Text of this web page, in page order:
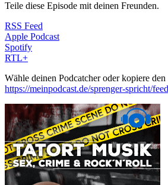
Teile diese Episode mit deinen Freunden.
RSS Feed
Apple Podcast
Spotify
RTL+
Wähle deinen Podcatcher oder kopiere
https://meinpodcast.de/sprenger-spricht/